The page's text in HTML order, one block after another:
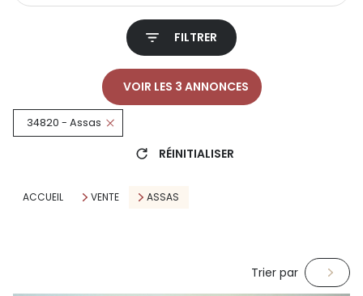
FILTRER
VOIR LES 3 ANNONCES
34820 - Assas
RÉINITIALISER
ACCUEIL VENTE ASSAS
Trier par